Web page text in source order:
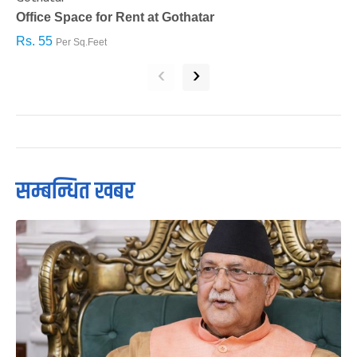
Office Space for Rent at Gothatar
Rs. 55 Per Sq.Feet
‹ ›
सम्बन्धित खबर